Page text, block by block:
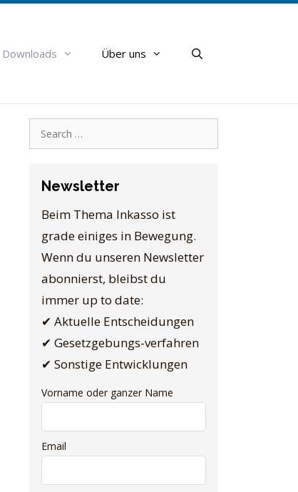
Downloads Über uns
Search
for:
Newsletter
Beim Thema Inkasso ist
grade einiges in Bewegung.
Wenn du unseren Newsletter
abonnierst, bleibst du
immer up to date:
✔ Aktuelle Entscheidungen
✔ Gesetzgebungs-verfahren
✔ Sonstige Entwicklungen
Vorname oder ganzer Name
Email